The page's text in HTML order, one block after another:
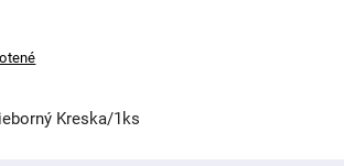
Kreska/1ks